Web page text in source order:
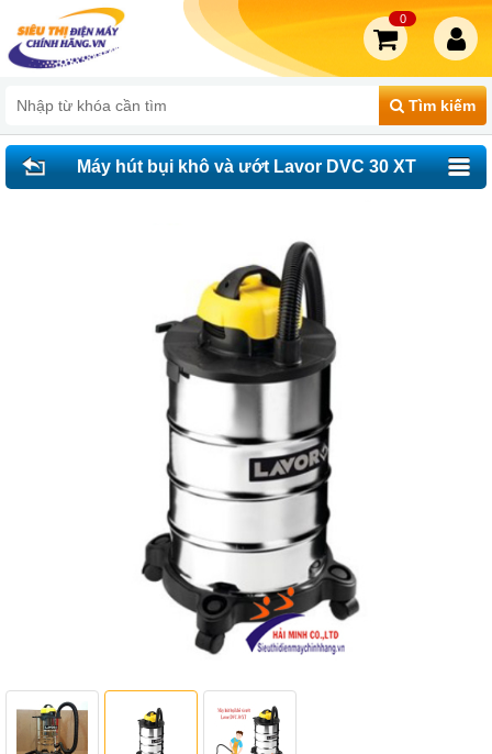
Tìm kiếm
0
Máy hút bụi khô và ướt Lavor DVC 30 XT